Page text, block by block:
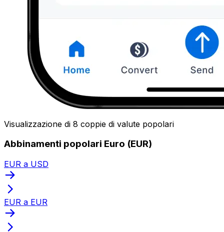
Visualizzazione di 8 coppie di valute popolari
Abbinamenti popolari Euro (EUR)
EUR a USD
EUR a EUR